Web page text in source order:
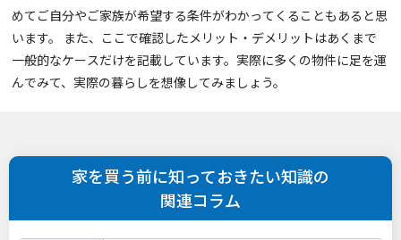
めてご自分やご家族が希望する条件がわかってくることもあると思
います。 また、ここで確認したメリット・デメリットはあくまで
一般的なケースだけを記載しています。実際に多くの物件に足を運
んでみて、実際の暮らしを想像してみましょう。
家を買う前に知っておきたい知識の
関連コラム